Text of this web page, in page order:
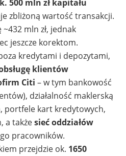
500 mln zł kapitału
zbliżoną wartość transakcji.
mln zł, jednak
jeszcze korektom.
kredytami i depozytami,
klientów
Citi – w tym bankowość
działalność maklerską
portfele kart kredytowych,
a takżesieć oddziałów
pracowników.
przejdzie ok. 1650